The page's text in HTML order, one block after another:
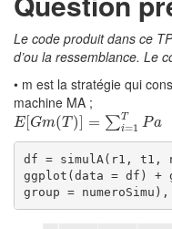
Le code produit dans ce
d’ou la ressemblance. Le
• m est la stratégie qui
machine MA ;
E Gm(T) = ∑T
i=1 Pa
E[ Gm(T)]=∑ =1 TPa
df = simulA(r1, t1,
ggplot(data = df) +
group =